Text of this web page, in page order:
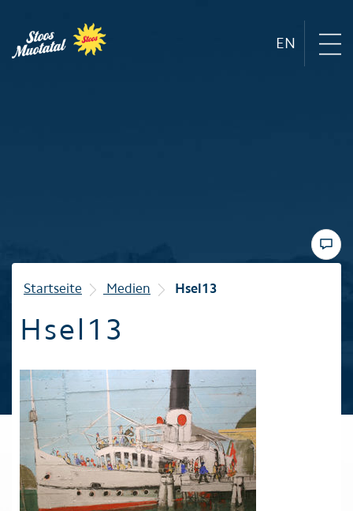
EN
Winter
Familie
Startseite Medien Hsel13
Hsel13